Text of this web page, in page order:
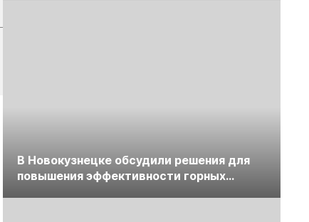
В Новокузнецке обсудили решения для
повышения эффективности горных